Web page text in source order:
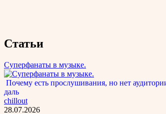
Статьи
Суперфанаты в музыке.
Почему есть прослушивания, но нет
даль
chillout
28.07.2026